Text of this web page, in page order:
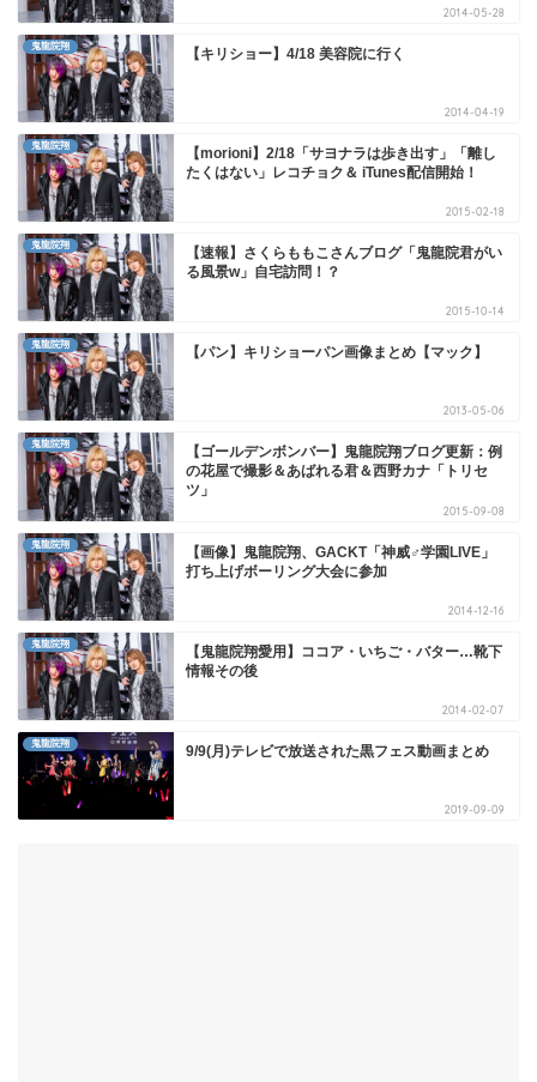
2014-05-28
鬼龍院翔 【キリショー】4/18 美容院に行く
2014-04-19
鬼龍院翔
【morioni】2/18「サヨナラは歩き出す」「離し
たくはない」レコチョク＆ iTunes配信開始！
2015-02-18
鬼龍院翔
【速報】さくらももこさんブログ「鬼龍院君がい
る風景w」自宅訪問！？
2015-10-14
鬼龍院翔 【パン】キリショーパン画像まとめ【マック】
2013-05-06
鬼龍院翔
【ゴールデンボンバー】鬼龍院翔ブログ更新：例
の花屋で撮影＆あばれる君＆西野カナ「トリセ
ツ」
2015-09-08
鬼龍院翔
【画像】鬼龍院翔、GACKT「神威♂学園LIVE」
打ち上げボーリング大会に参加
2014-12-16
鬼龍院翔
【鬼龍院翔愛用】ココア・いちご・バター…靴下
情報その後
2014-02-07
鬼龍院翔 9/9(月)テレビで放送された黒フェス動画まとめ
2019-09-09